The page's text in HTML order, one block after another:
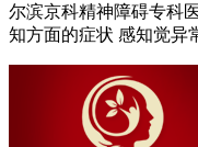
尔滨京科精神障碍专科
知方面的症状 感知觉异